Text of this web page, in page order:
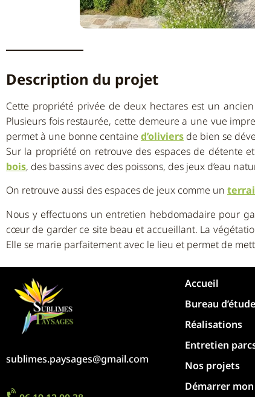
Description du projet
Cette propriété privée de deux hectares est un
Plusieurs fois restaurée, cette demeure a une vue
permet à une bonne centaine d’oliviers de bien se
Sur la propriété on retrouve des espaces de détente
bois, des bassins avec des poissons, des jeux d’eau
On retrouve aussi des espaces de jeux comme un
Nous y effectuons un entretien hebdomadaire pour
cœur de garder ce site beau et accueillant. La
Elle se marie parfaitement avec le lieu et permet de
sublimes.paysages@gmail.com
Accueil
Bureau
Réalisations
Entretien
Nos projets
Démarrer